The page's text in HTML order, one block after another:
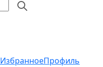
ИзбранноеПрофиль